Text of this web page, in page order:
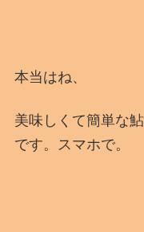
本当はね、
美味しくて簡単な
です。スマホで。